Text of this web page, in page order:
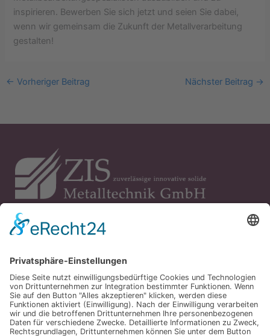
inspirieren. Bewerben Sie sich jetzt und seien Sie dabei,
wenn wir gemeinsam die Zukunft der Metallverarbeitung
gestalten!
← Vorheriger Beitrag Nächster Beitrag →
ZIS Metalltechnik
GmbH
27299 Langwedel
E-mail: info@zis-
metalltechnik.de
Mobil: +49 (0) 172
Öffnungszeiten
Mo. - Do.: 07:00 -
Ansprechpartner
Kontakt
Jobs